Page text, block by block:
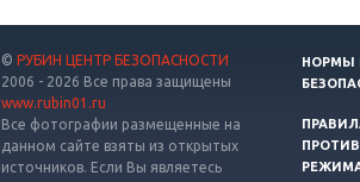
© РУБИН ЦЕНТР БЕЗОПАСНОСТИ
2006 - 2026 Все права защищены
www.rubin01.ru
Все фотографии размещенные на
данном сайте взяты из открытых
источников. Если Вы являетесь
НОРМЫ